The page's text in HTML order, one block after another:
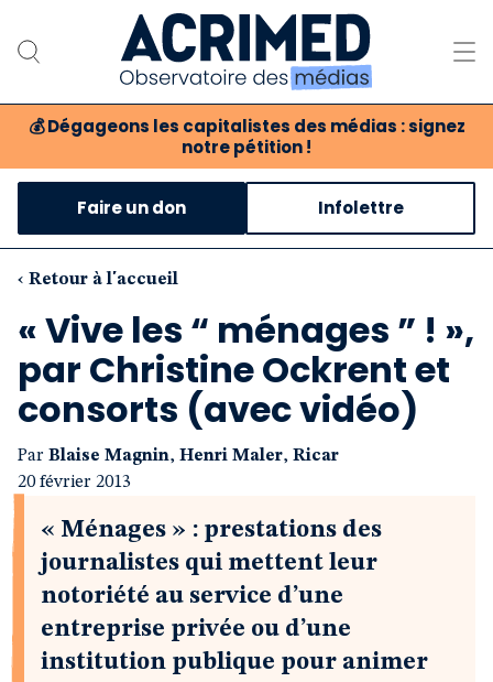
💰 Dégageons les capitalistes des médias : signez
notre pétition !
Notre association
Notre critique des médias
Nos propositions
Notre revue
Boutique
Faire un don Infolettre
‹ Retour à l'accueil
« Vive les “ ménages ” ! »,
par Christine Ockrent et
consorts (avec vidéo)
Par Blaise Magnin, Henri Maler, Ricar
20 février 2013
« Ménages » : prestations des
journalistes qui mettent leur
notoriété au service d’une
entreprise privée ou d’une
institution publique pour animer